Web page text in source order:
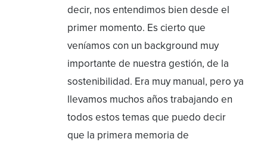
decir, nos entendimos bien desde el
primer momento. Es cierto que
veníamos con un background muy
importante de nuestra gestión, de la
sostenibilidad. Era muy manual, pero ya
llevamos muchos años trabajando en
todos estos temas que puedo decir
que la primera memoria de